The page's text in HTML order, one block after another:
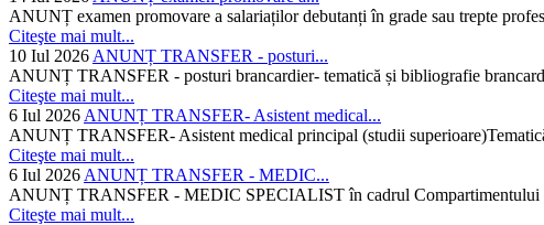
ANUNȚ examen promovare a salariaților debutanți în grade sau trepte
Citeşte mai mult...
10 Iul 2026 ANUNȚ TRANSFER - posturi...
ANUNȚ TRANSFER - posturi brancardier- tematică și bibliografie
Citeşte mai mult...
6 Iul 2026 ANUNȚ TRANSFER- Asistent medical...
ANUNȚ TRANSFER- Asistent medical principal (studii
Citeşte mai mult...
6 Iul 2026 ANUNȚ TRANSFER - MEDIC...
ANUNȚ TRANSFER - MEDIC SPECIALIST în cadrul Compartimentului
Citeşte mai mult...